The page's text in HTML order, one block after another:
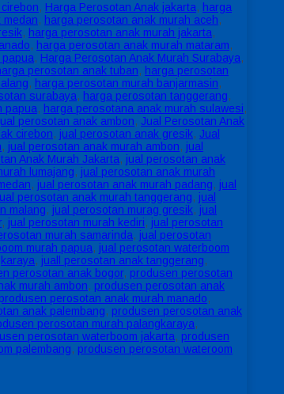
, Harga Perosotan Anak jakarta, harga
medan, harga perosotan anak murah aceh,
, harga perosotan anak murah jakarta,
, harga perosotan anak murah mataram,
, Harga Perosotan Anak Murah Surabaya,
perosotan anak tuban, harga perosotan
, harga perosotan murah banjarmasin,
surabaya, harga perosotan tanggerang,
papua, harga perosotana anak murah sulawesi,
perosotan anak ambon, Jual Perosotan Anak
cirebon, jual perosotan anak gresik, Jual
, jual perosotan anak murah ambon, jual
Anak Murah Jakarta, jual perosotan anak
lumajang, jual perosotan anak murah
, jual perosotan anak murah padang, jual
perosotan anak murah tanggerang, jual
malang, jual perosotan murag gresik, jual
, jual perosotan murah kediri, jual perosotan
murah samarinda, jual perosotan
murah papua, jual perosotan waterboom
, juall perosotan anak tanggerang,
perosotan anak bogor, produsen perosotan
murah ambon, produsen perosotan anak
produsen perosotan anak murah manado,
anak palembang, produsen perosotan anak
perosotan murah palangkaraya,
perosotan waterboom jakarta, produsen
palembang, produsen perosotan wateroom